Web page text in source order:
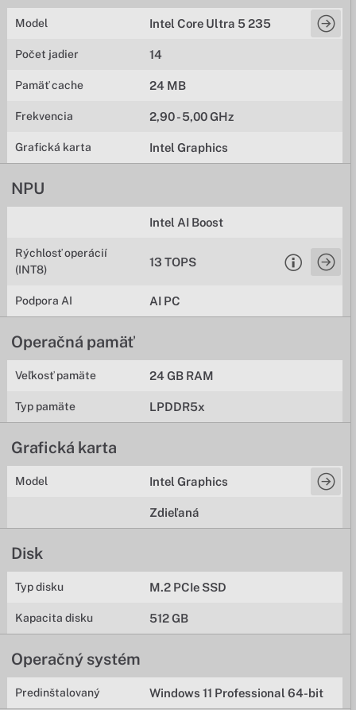
Model Intel Core Ultra 5 235
Počet jadier 14
Pamäť cache 24 MB
Frekvencia 2,90 - 5,00 GHz
Grafická karta Intel Graphics
NPU
Intel AI Boost
Rýchlosť operácií
(INT8)
13 TOPS
Podpora AI AI PC
Operačná pamäť
Veľkosť pamäte 24 GB RAM
Typ pamäte LPDDR5x
Grafická karta
Model Intel Graphics
Zdieľaná
Disk
Typ disku M.2 PCIe SSD
Kapacita disku 512 GB
Operačný systém
Predinštalovaný Windows 11 Professional 64-bit